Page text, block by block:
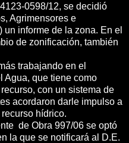
0598/12, se decidió
Agrimensores e
un informe de la zona. En el
de zonificación, también
trabajando en el
Agua, que tiene como
con un sistema de
acordaron darle impulso a
hídrico.
de Obra 997/06 se optó
la que se notificará al D.E.